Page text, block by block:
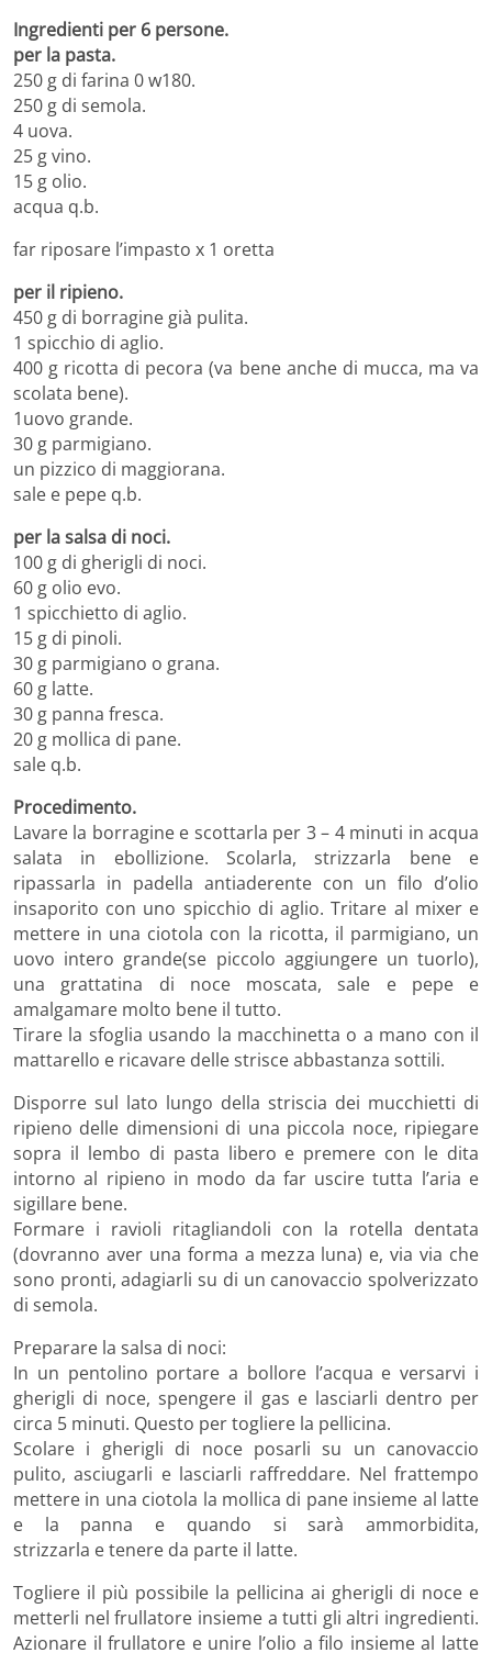
Ingredienti per 6 persone.
per la pasta.
250 g di farina 0 w180.
250 g di semola.
4 uova.
25 g vino.
15 g olio.
acqua q.b.
far riposare l’impasto x 1 oretta
per il ripieno.
450 g di borragine già pulita.
1 spicchio di aglio.
400 g ricotta di pecora (va bene anche di mucca, ma va
scolata bene).
1uovo grande.
30 g parmigiano.
un pizzico di maggiorana.
sale e pepe q.b.
per la salsa di noci.
100 g di gherigli di noci.
60 g olio evo.
1 spicchietto di aglio.
15 g di pinoli.
30 g parmigiano o grana.
60 g latte.
30 g panna fresca.
20 g mollica di pane.
sale q.b.
Procedimento.
Lavare la borragine e scottarla per 3 – 4 minuti in acqua
salata in ebollizione. Scolarla, strizzarla bene e
ripassarla in padella antiaderente con un filo d’olio
insaporito con uno spicchio di aglio. Tritare al mixer e
mettere in una ciotola con la ricotta, il parmigiano, un
uovo intero grande(se piccolo aggiungere un tuorlo),
una grattatina di noce moscata, sale e pepe e
amalgamare molto bene il tutto.
Tirare la sfoglia usando la macchinetta o a mano con il
mattarello e ricavare delle strisce abbastanza sottili.
Disporre sul lato lungo della striscia dei mucchietti di
ripieno delle dimensioni di una piccola noce, ripiegare
sopra il lembo di pasta libero e premere con le dita
intorno al ripieno in modo da far uscire tutta l’aria e
sigillare bene.
Formare i ravioli ritagliandoli con la rotella dentata
(dovranno aver una forma a mezza luna) e, via via che
sono pronti, adagiarli su di un canovaccio spolverizzato
di semola.
Preparare la salsa di noci:
In un pentolino portare a bollore l’acqua e versarvi i
gherigli di noce, spengere il gas e lasciarli dentro per
circa 5 minuti. Questo per togliere la pellicina.
Scolare i gherigli di noce posarli su un canovaccio
pulito, asciugarli e lasciarli raffreddare. Nel frattempo
mettere in una ciotola la mollica di pane insieme al latte
e la panna e quando si sarà ammorbidita,
strizzarla e tenere da parte il latte.
Togliere il più possibile la pellicina ai gherigli di noce e
metterli nel frullatore insieme a tutti gli altri ingredienti.
Azionare il frullatore e unire l’olio a filo insieme al latte